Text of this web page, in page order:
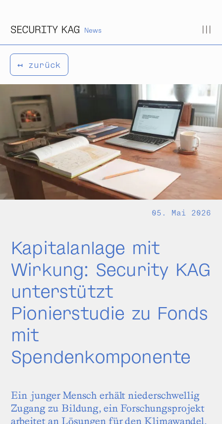
News
↤ zurück
05. Mai 2026
Kapitalanlage mit
Wirkung: Security KAG
unterstützt
Pionierstudie zu Fonds
mit
Spendenkomponente
Ein junger Mensch erhält niederschwellig
Zugang zu Bildung, ein Forschungsprojekt
arbeitet an Lösungen für den Klimawandel,